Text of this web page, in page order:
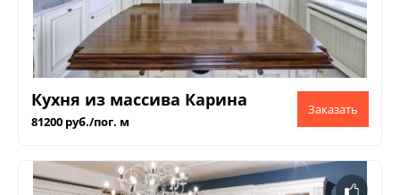
Кухня из массива Карина
81200 руб./пог. м